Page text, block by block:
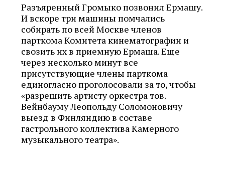
Разъяренный Громыко позвонил Ермашу.
И вскоре три машины помчались
собирать по всей Москве членов
парткома Комитета кинематографии и
свозить их в приемную Ермаша. Еще
через несколько минут все
присутствующие члены парткома
единогласно проголосовали за то, чтобы
«разрешить артисту оркестра тов.
Вейнбауму Леопольду Соломоновичу
выезд в Финляндию в составе
гастрольного коллектива Камерного
музыкального театра».